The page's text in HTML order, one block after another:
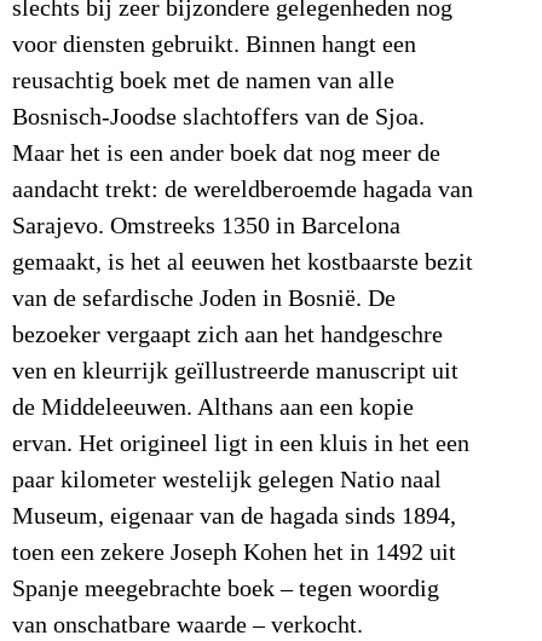
slechts bij zeer bijzondere gelegenheden nog
voor diensten gebruikt. Binnen hangt een
reusachtig boek met de namen van alle
Bosnisch-Joodse slachtoffers van de Sjoa.
Maar het is een ander boek dat nog meer de
aandacht trekt: de wereldberoemde hagada van
Sarajevo. Omstreeks 1350 in Barcelona
gemaakt, is het al eeuwen het kostbaarste bezit
van de sefardische Joden in Bosnië. De
bezoeker vergaapt zich aan het handgeschre
ven en kleurrijk geïllustreerde manuscript uit
de Middeleeuwen. Althans aan een kopie
ervan. Het origineel ligt in een kluis in het een
paar kilometer westelijk gelegen Natio naal
Museum, eigenaar van de hagada sinds 1894,
toen een zekere Joseph Kohen het in 1492 uit
Spanje meegebrachte boek – tegen woordig
van onschatbare waarde – verkocht.